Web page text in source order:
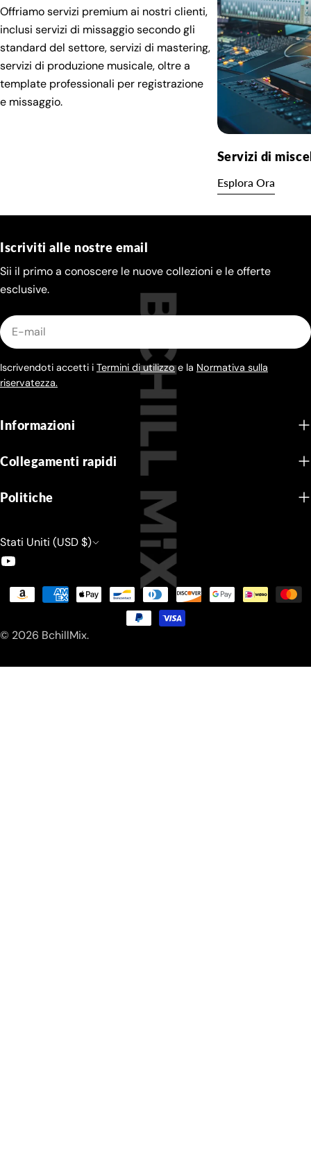
Offriamo servizi premium ai nostri clienti,
inclusi servizi di missaggio secondo gli
standard del settore, servizi di mastering,
servizi di produzione musicale, oltre a
template professionali per registrazione
e missaggio.
Servizi di
Esplora Ora
Iscriviti alle nostre email
Sii il primo a conoscere le nuove collezioni e le offerte
esclusive.
E-
mail
Iscrivendoti accetti i Termini di utilizzoe la Normativa sulla
riservatezza.
Informazioni
Collegamenti rapidi
Politiche
Stati Uniti (USD $)
Youtube
© 2026 BchillMix.
Modalità
pagamento